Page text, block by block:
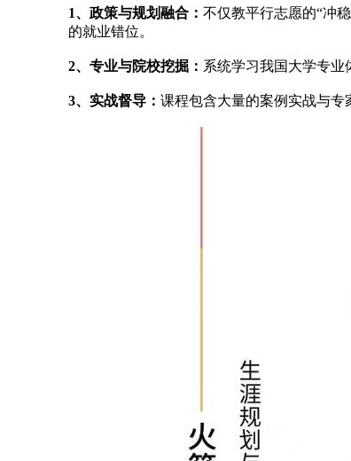
1、政策与规划融合： 不仅教平行志愿的“冲
的就业错位。
2、专业与院校挖掘： 系统学习我国大学专业
3、实战督导： 课程包含大量的案例实战与专